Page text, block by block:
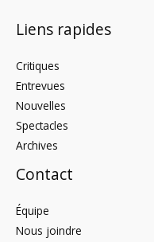
Liens rapides
Critiques
Entrevues
Nouvelles
Spectacles
Archives
Contact
Équipe
Nous joindre